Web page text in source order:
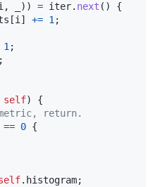
, ) ) = iter. next ( )
{
[i ] += 1 ;
1 ;
;
self)
{
return.
== 0 {
. histogram;